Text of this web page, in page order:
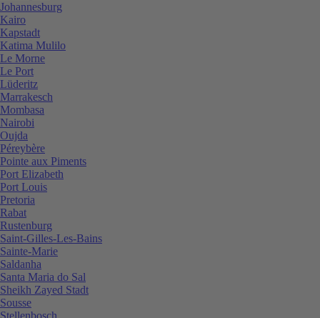
Johannesburg
Kairo
Kapstadt
Katima Mulilo
Le Morne
Le Port
Lüderitz
Marrakesch
Mombasa
Nairobi
Oujda
Péreybère
Pointe aux Piments
Port Elizabeth
Port Louis
Pretoria
Rabat
Rustenburg
Saint-Gilles-Les-Bains
Sainte-Marie
Saldanha
Santa Maria do Sal
Sheikh Zayed Stadt
Sousse
Stellenbosch